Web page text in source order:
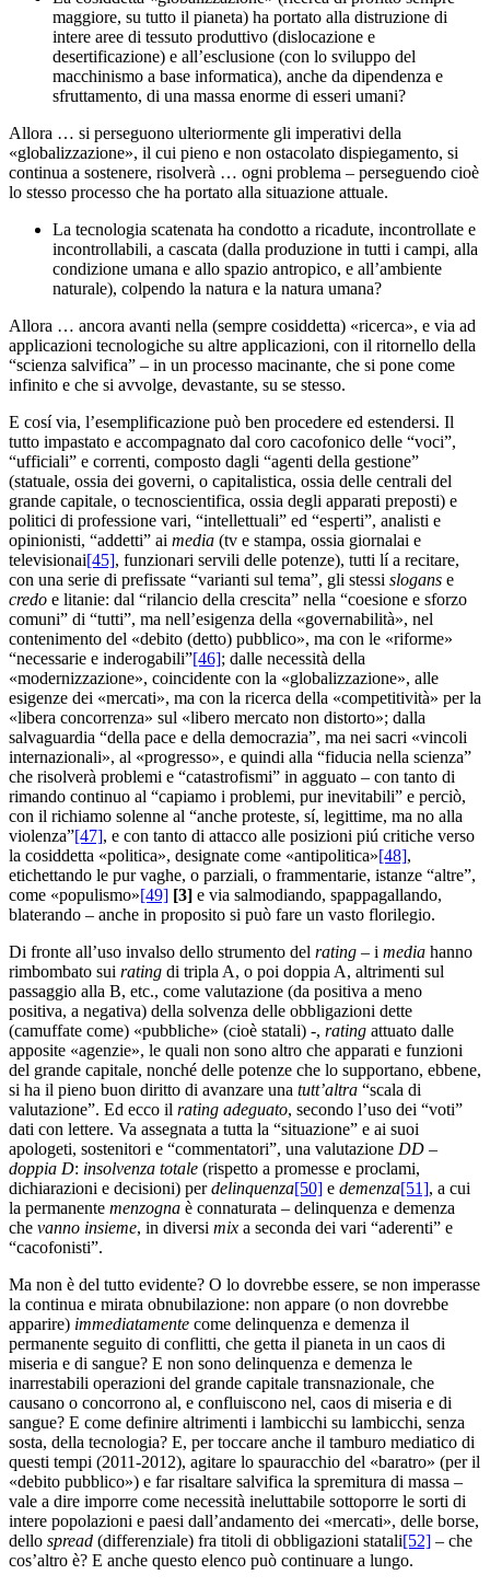
maggiore, su tutto il pianeta) ha portato alla distruzione di
intere aree di tessuto produttivo (dislocazione e
desertificazione) e all’esclusione (con lo sviluppo del
macchinismo a base informatica), anche da dipendenza e
sfruttamento, di una massa enorme di esseri umani?
Allora … si perseguono ulteriormente gli imperativi della
«globalizzazione», il cui pieno e non ostacolato dispiegamento, si
continua a sostenere, risolverà … ogni problema – perseguendo cioè
lo stesso processo che ha portato alla situazione attuale.
La tecnologia scatenata ha condotto a ricadute, incontrollate e
incontrollabili, a cascata (dalla produzione in tutti i campi, alla
condizione umana e allo spazio antropico, e all’ambiente
naturale), colpendo la natura e la natura umana?
Allora … ancora avanti nella (sempre cosiddetta) «ricerca», e via ad
applicazioni tecnologiche su altre applicazioni, con il ritornello della
“scienza salvifica” – in un processo macinante, che si pone come
infinito e che si avvolge, devastante, su se stesso.
E cosí via, l’esemplificazione può ben procedere ed estendersi. Il
tutto impastato e accompagnato dal coro cacofonico delle “voci”,
“ufficiali” e correnti, composto dagli “agenti della gestione”
(statuale, ossia dei governi, o capitalistica, ossia delle centrali del
grande capitale, o tecnoscientifica, ossia degli apparati preposti) e
politici di professione vari, “intellettuali” ed “esperti”, analisti e
opinionisti, “addetti” ai media (tv e stampa, ossia giornalai e
televisionai[45], funzionari servili delle potenze), tutti lí a recitare,
con una serie di prefissate “varianti sul tema”, gli stessi slogans e
credo e litanie: dal “rilancio della crescita” nella “coesione e sforzo
comuni” di “tutti”, ma nell’esigenza della «governabilità», nel
contenimento del «debito (detto) pubblico», ma con le «riforme»
“necessarie e inderogabili”[46]; dalle necessità della
«modernizzazione», coincidente con la «globalizzazione», alle
esigenze dei «mercati», ma con la ricerca della «competitività» per la
«libera concorrenza» sul «libero mercato non distorto»; dalla
salvaguardia “della pace e della democrazia”, ma nei sacri «vincoli
internazionali», al «progresso», e quindi alla “fiducia nella scienza”
che risolverà problemi e “catastrofismi” in agguato – con tanto di
rimando continuo al “capiamo i problemi, pur inevitabili” e perciò,
con il richiamo solenne al “anche proteste, sí, legittime, ma no alla
violenza”[47], e con tanto di attacco alle posizioni piú critiche verso
la cosiddetta «politica», designate come «antipolitica»[48],
etichettando le pur vaghe, o parziali, o frammentarie, istanze “altre”,
come «populismo»[49] [3] e via salmodiando, spappagallando,
blaterando – anche in proposito si può fare un vasto florilegio.
Di fronte all’uso invalso dello strumento del rating – i media hanno
rimbombato sui rating di tripla A, o poi doppia A, altrimenti sul
passaggio alla B, etc., come valutazione (da positiva a meno
positiva, a negativa) della solvenza delle obbligazioni dette
(camuffate come) «pubbliche» (cioè statali) -, rating attuato dalle
apposite «agenzie», le quali non sono altro che apparati e funzioni
del grande capitale, nonché delle potenze che lo supportano, ebbene,
si ha il pieno buon diritto di avanzare una tutt’altra “scala di
valutazione”. Ed ecco il rating adeguato, secondo l’uso dei “voti”
dati con lettere. Va assegnata a tutta la “situazione” e ai suoi
apologeti, sostenitori e “commentatori”, una valutazione DD –
doppia D: insolvenza totale (rispetto a promesse e proclami,
dichiarazioni e decisioni) perdelinquenza[50] e demenza[51], a cui
la permanente menzogna è connaturata – delinquenza e demenza
che vanno insieme, in diversi mix a seconda dei vari “aderenti” e
“cacofonisti”.
Ma non è del tutto evidente? O lo dovrebbe essere, se non imperasse
la continua e mirata obnubilazione: non appare (o non dovrebbe
apparire) immediatamente come delinquenza e demenza il
permanente seguito di conflitti, che getta il pianeta in un caos di
miseria e di sangue? E non sono delinquenza e demenza le
inarrestabili operazioni del grande capitale transnazionale, che
causano o concorrono al, e confluiscono nel, caos di miseria e di
sangue? E come definire altrimenti i lambicchi su lambicchi, senza
sosta, della tecnologia? E, per toccare anche il tamburo mediatico di
questi tempi (2011-2012), agitare lo spauracchio del «baratro» (per il
«debito pubblico») e far risaltare salvifica la spremitura di massa –
vale a dire imporre come necessità ineluttabile sottoporre le sorti di
intere popolazioni e paesi dall’andamento dei «mercati», delle borse,
dello spread (differenziale) fra titoli di obbligazioni statali[52] – che
cos’altro è? E anche questo elenco può continuare a lungo.